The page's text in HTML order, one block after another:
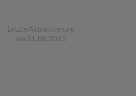
Letzte Aktualisierung
am 21.06.2025